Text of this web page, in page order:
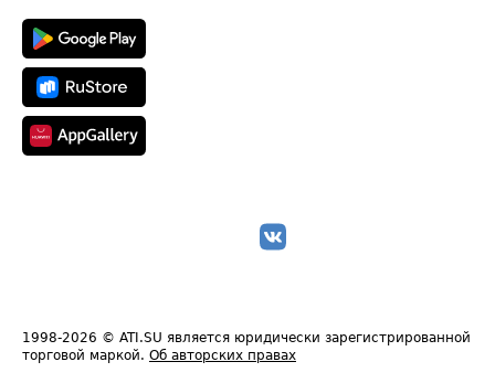
1998-2026 © ATI.SU является юридически зарегистрированной
торговой маркой. Об авторских правах